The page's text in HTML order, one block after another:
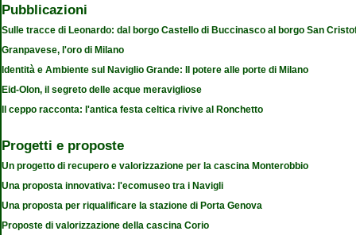
Pubblicazioni
Sulle tracce di Leonardo: dal borgo Castello di Buccinasco al borgo San
Granpavese, l'oro di Milano
Identità e Ambiente sul Naviglio Grande: Il potere alle porte di Milano
Eid-Olon, il segreto delle acque meravigliose
Il ceppo racconta: l'antica festa celtica rivive al Ronchetto
Progetti e proposte
Un progetto di recupero e valorizzazione per la cascina Monterobbio
Una proposta innovativa: l'ecomuseo tra i Navigli
Una proposta per riqualificare la stazione di Porta Genova
Proposte di valorizzazione della cascina Corio